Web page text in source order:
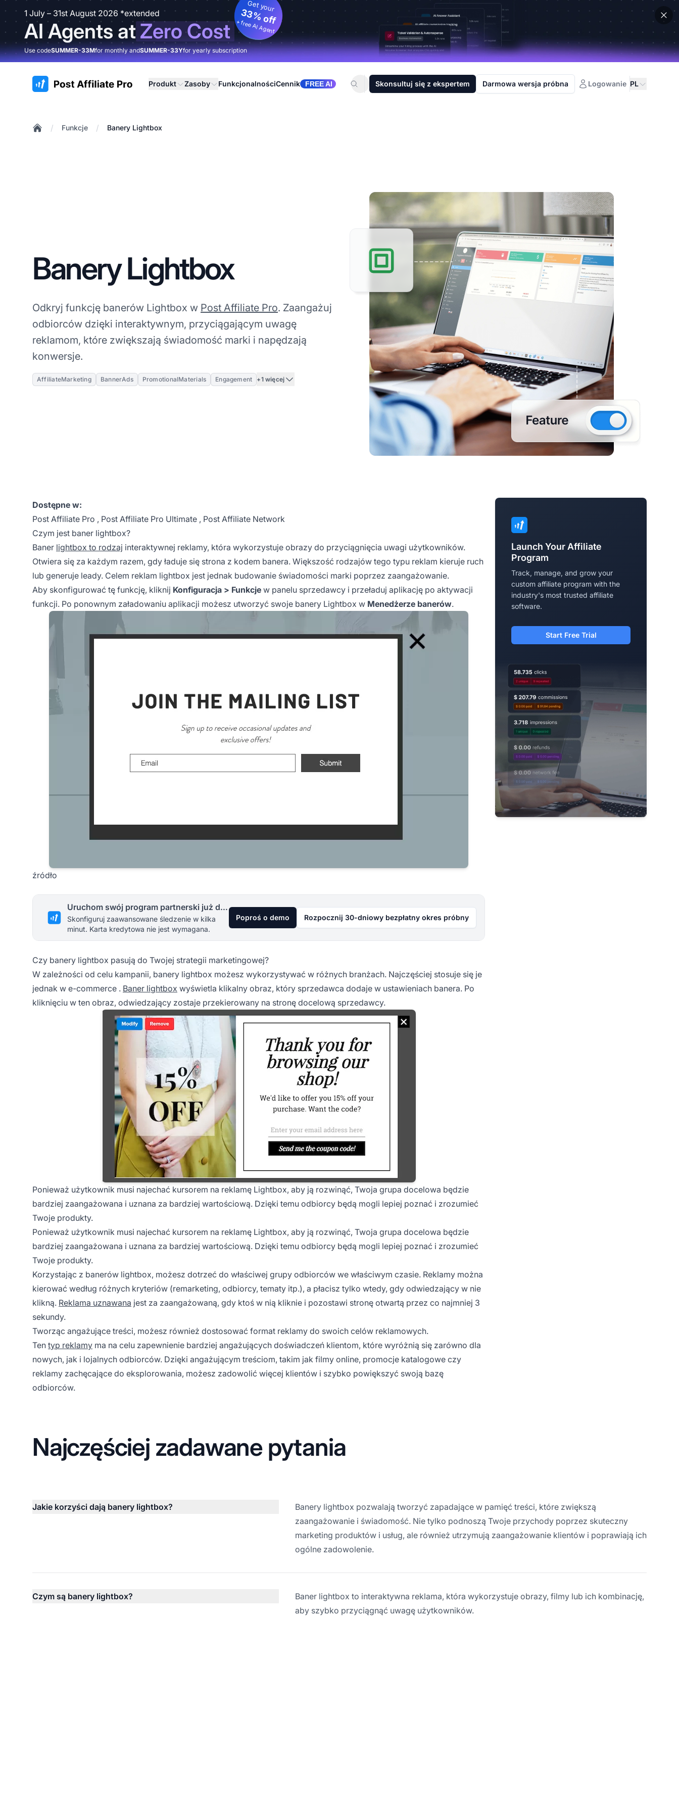
1 July – 31st August 2026 *extended
AI Agents atZero Cost
Get your
33% off
+ free AI Agent
Use codeSUMMER-33Mfor monthly andSUMMER-33Yfor yearly subscription
:site.title Produkt Zasoby FunkcjonalnościCennik FREE AI Skonsultuj się z ekspertem Darmowa wersja próbna Logowanie PL
/ Funkcje / Banery Lightbox
Banery Lightbox
Odkryj funkcję banerów Lightbox w Post Affiliate Pro. Zaangażuj
odbiorców dzięki interaktywnym, przyciągającym uwagę
reklamom, które zwiększają świadomość marki i napędzają
konwersje.
AffiliateMarketing BannerAds PromotionalMaterials Engagement +1 więcej
Dostępne w:
Post Affiliate Pro , Post Affiliate Pro Ultimate , Post Affiliate Network
Czym jest baner lightbox?
Baner lightbox to rodzaj interaktywnej reklamy, która wykorzystuje obrazy do przyciągnięcia uwagi użytkowników.
Otwiera się za każdym razem, gdy ładuje się strona z kodem banera. Większość rodzajów tego typu reklam kieruje ruch
lub generuje leady. Celem reklam lightbox jest jednak budowanie świadomości marki poprzez zaangażowanie.
Aby skonfigurować tę funkcję, kliknij Konfiguracja > Funkcje w panelu sprzedawcy i przeładuj aplikację po aktywacji
funkcji. Po ponownym załadowaniu aplikacji możesz utworzyć swoje banery Lightbox w Menedżerze banerów.
źródło
Uruchom swój program partnerski już dziś
Skonfiguruj zaawansowane śledzenie w kilka
minut. Karta kredytowa nie jest wymagana.
Poproś o demo Rozpocznij 30-dniowy bezpłatny okres próbny
Czy banery lightbox pasują do Twojej strategii marketingowej?
W zależności od celu kampanii, banery lightbox możesz wykorzystywać w różnych branżach. Najczęściej stosuje się je
jednak w e-commerce . Baner lightbox wyświetla klikalny obraz, który sprzedawca dodaje w ustawieniach banera. Po
kliknięciu w ten obraz, odwiedzający zostaje przekierowany na stronę docelową sprzedawcy.
Ponieważ użytkownik musi najechać kursorem na reklamę Lightbox, aby ją rozwinąć, Twoja grupa docelowa będzie
bardziej zaangażowana i uznana za bardziej wartościową. Dzięki temu odbiorcy będą mogli lepiej poznać i zrozumieć
Twoje produkty.
Ponieważ użytkownik musi najechać kursorem na reklamę Lightbox, aby ją rozwinąć, Twoja grupa docelowa będzie
bardziej zaangażowana i uznana za bardziej wartościową. Dzięki temu odbiorcy będą mogli lepiej poznać i zrozumieć
Twoje produkty.
Korzystając z banerów lightbox, możesz dotrzeć do właściwej grupy odbiorców we właściwym czasie. Reklamy można
kierować według różnych kryteriów (remarketing, odbiorcy, tematy itp.), a płacisz tylko wtedy, gdy odwiedzający w nie
klikną. Reklama uznawana jest za zaangażowaną, gdy ktoś w nią kliknie i pozostawi stronę otwartą przez co najmniej 3
sekundy.
Tworząc angażujące treści, możesz również dostosować format reklamy do swoich celów reklamowych.
Ten typ reklamy ma na celu zapewnienie bardziej angażujących doświadczeń klientom, które wyróżnią się zarówno dla
nowych, jak i lojalnych odbiorców. Dzięki angażującym treściom, takim jak filmy online, promocje katalogowe czy
reklamy zachęcające do eksplorowania, możesz zadowolić więcej klientów i szybko powiększyć swoją bazę
odbiorców.
Launch Your Affiliate
Program
Track, manage, and grow your
custom affiliate program with the
industry's most trusted affiliate
software.
Start Free Trial
Najczęściej zadawane pytania
Jakie korzyści dają banery lightbox?
Banery lightbox pozwalają tworzyć zapadające w pamięć treści, które zwiększą
zaangażowanie i świadomość. Nie tylko podnoszą Twoje przychody poprzez skuteczny
marketing produktów i usług, ale również utrzymują zaangażowanie klientów i poprawiają ich
ogólne zadowolenie.
Czym są banery lightbox?
Baner lightbox to interaktywna reklama, która wykorzystuje obrazy, filmy lub ich kombinację,
aby szybko przyciągnąć uwagę użytkowników.